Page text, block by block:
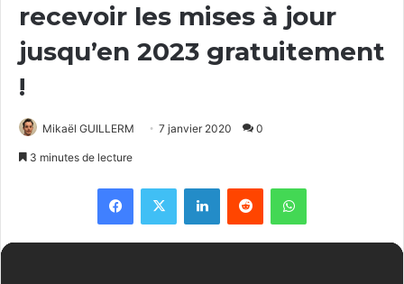
recevoir les mises à jour
jusqu’en 2023 gratuitement
!
Mikaël GUILLERM 7 janvier 2020 0
3 minutes de lecture
Facebook
X LinkedinReddit WhatsApp